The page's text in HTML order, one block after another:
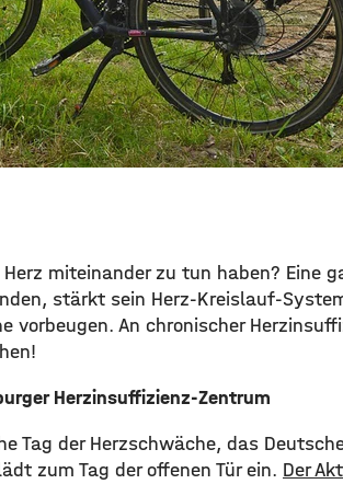
miteinander zu tun haben? Eine
stärkt sein Herz-Kreislauf-
vorbeugen. An chronischer
Herzinsuffizienz-Zentrum
Tag der Herzschwäche, das
zum Tag der offenen Tür ein. Der